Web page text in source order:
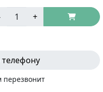
+
телефону